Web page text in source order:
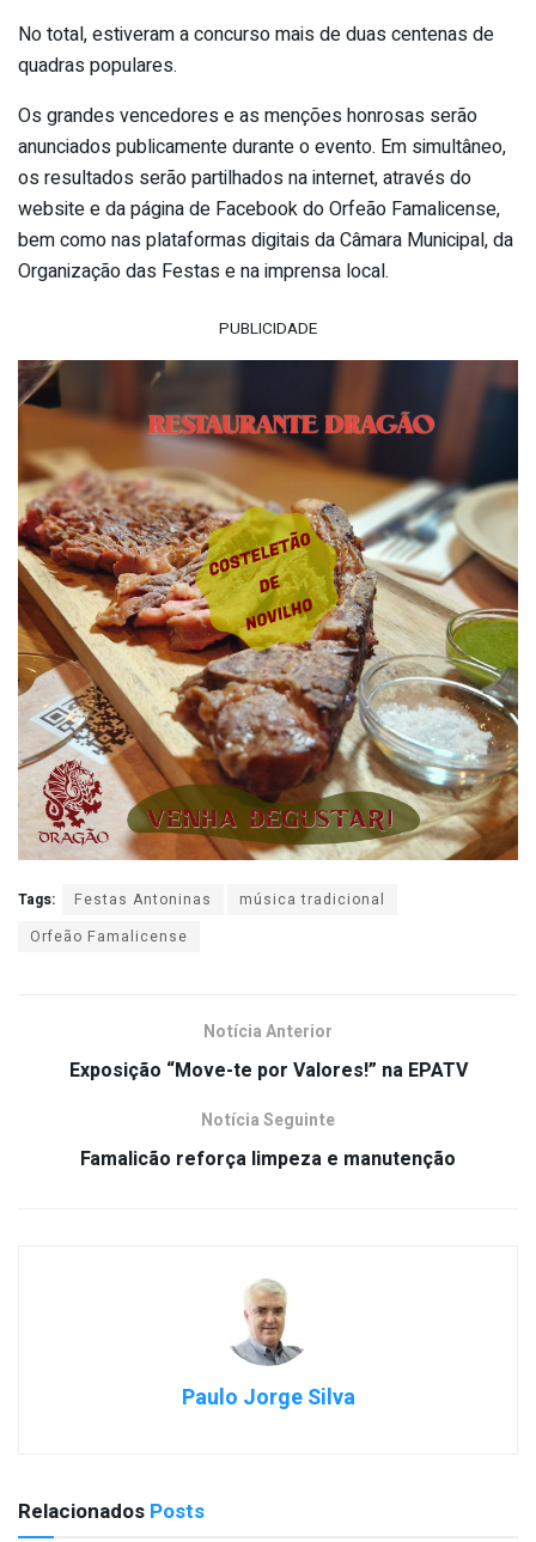
No total, estiveram a concurso mais de duas centenas de
quadras populares.
Os grandes vencedores e as menções honrosas serão
anunciados publicamente durante o evento. Em simultâneo,
os resultados serão partilhados na internet, através do
website e da página de Facebook do Orfeão Famalicense,
bem como nas plataformas digitais da Câmara Municipal, da
Organização das Festas e na imprensa local.
PUBLICIDADE
Tags: Festas Antoninas
música tradicional
Orfeão Famalicense
Notícia Anterior
Exposição “Move-te por Valores!” na EPATV
Notícia Seguinte
Famalicão reforça limpeza e manutenção
Paulo Jorge Silva
Relacionados Posts